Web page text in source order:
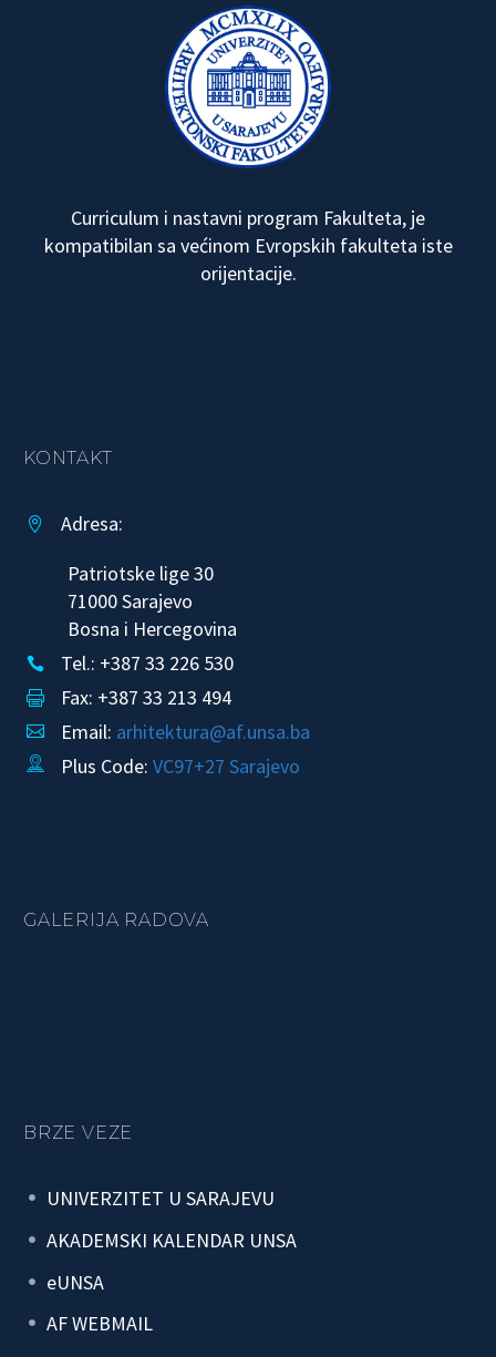
Curriculum i nastavni program Fakulteta, je
kompatibilan sa većinom Evropskih fakulteta iste
orijentacije.
KONTAKT


Adresa:
Patriotske lige 30
71000 Sarajevo
Bosna i Hercegovina

 Tel.: +387 33 226 530

 Fax: +387 33 213 494

 Email: arhitektura@af.unsa.ba

 Plus Code: VC97+27 Sarajevo
GALERIJA RADOVA
BRZE VEZE
UNIVERZITET U SARAJEVU
AKADEMSKI KALENDAR UNSA
eUNSA
AF WEBMAIL